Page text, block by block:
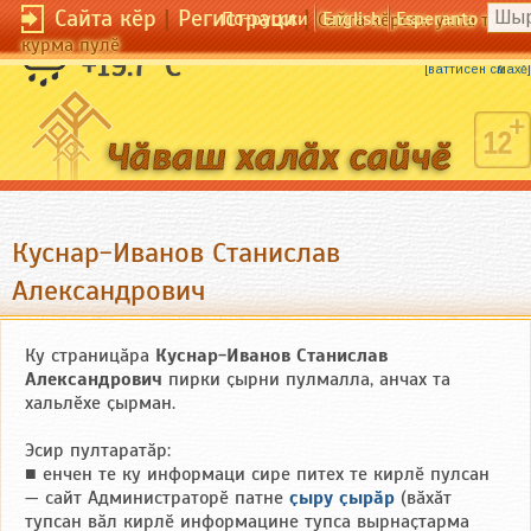
Сайта кӗр|Регистраци|Сайта кӗрсен унпа
курма пулӗ
По-русски English Esperanto
+19.7 °C Шӑтӑк шӑрҫа ҫӗрте выртмасть.
[ваттисен сӑмахӗ]
Куснар-Иванов Станислав
Александрович
Ку страницӑра Куснар-Иванов Станислав
Александрович пирки ҫырни пулмалла, анчах та
хальлӗхе ҫырман.
Эсир пултаратӑр:
■ енчен те ку информаци сире питех те кирлӗ пулсан
— сайт Администраторӗ патне ҫыру ҫырӑр (вӑхӑт
тупсан вӑл кирлӗ информацине тупса вырнаҫтарма